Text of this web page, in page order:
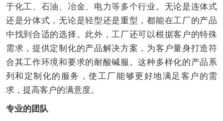
于化工、石油、冶金、电力等多个行业。无论是连体式
还是分体式，无论是轻型还是重型，都能在工厂的产品
中找到合适的选择。此外，工厂还可以根据客户的特殊
需求，提供定制化的产品解决方案，为客户量身打造符
合其工作环境和要求的耐酸碱服。这种多样化的产品系
列和定制化的服务，使工厂能够更好地满足客户的需
求，提高客户的满意度。
专业的团队